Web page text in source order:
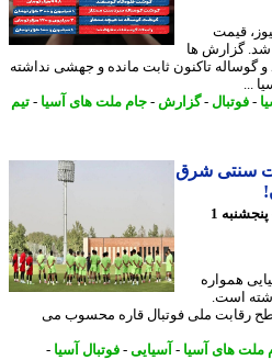
قیمت
شد. گزارش ها
تاکنون ثابت مانده و جهشی نداشته
-گزارش -جام ملت های آسیا -تیم
شرق
14 روز پیش - پنجشنبه 1
همواره
است.
ملی فوتبال قاره محسوب می
های آسیا -آسیایی-فوتبال آسیا -